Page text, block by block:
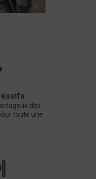
dès
toute une